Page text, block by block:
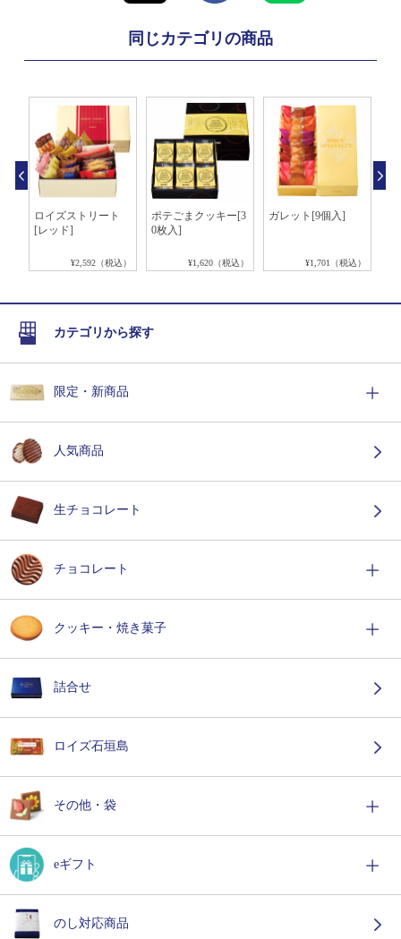
同じカテゴリの商品
ロイズストリート
[レッド]
¥2,592（税込）
ポテごまクッキー[3
0枚入]
¥1,620（税込）
ガレット[9個入]
¥1,701（税込）
カテゴリから探す
限定・新商品
人気商品
生チョコレート
チョコレート
クッキー・焼き菓子
詰合せ
ロイズ石垣島
その他・袋
eギフト
のし対応商品